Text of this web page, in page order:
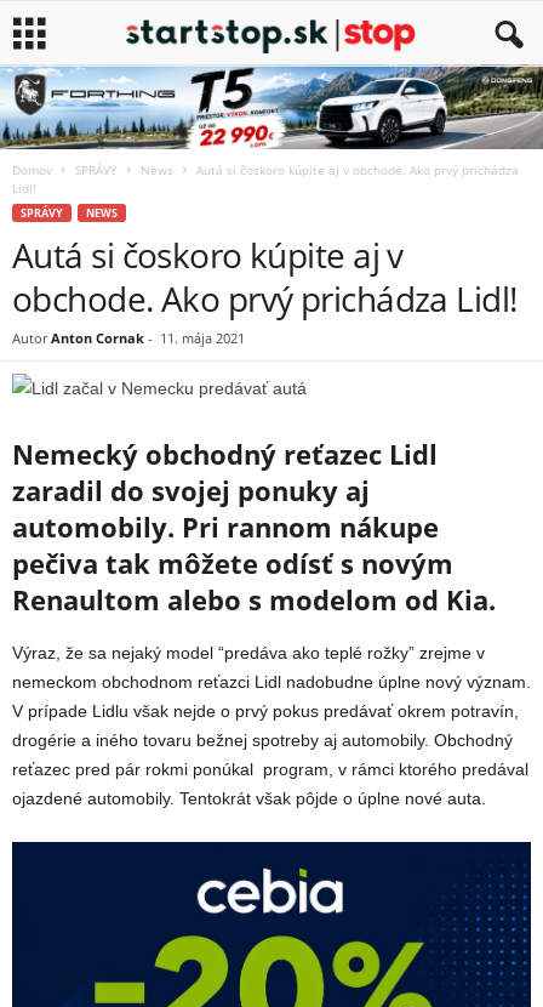
Domov SPRÁVY News
Autá si čoskoro kúpite aj v obchode. Ako prvý prichádza
Lidl!
SPRÁVY NEWS
Autá si čoskoro kúpite aj v
obchode. Ako prvý prichádza Lidl!
Autor Anton Cornak - 11. mája 2021
Nemecký obchodný reťazec Lidl
zaradil do svojej ponuky aj
automobily. Pri rannom nákupe
pečiva tak môžete odísť s novým
Renaultom alebo s modelom od Kia.
Výraz, že sa nejaký model “predáva ako teplé rožky” zrejme v
nemeckom obchodnom reťazci Lidl nadobudne úplne nový význam.
V prípade Lidlu však nejde o prvý pokus predávať okrem potravín,
drogérie a iného tovaru bežnej spotreby aj automobily. Obchodný
reťazec pred pár rokmi ponúkal program, v rámci ktorého predával
ojazdené automobily. Tentokrát však pôjde o úplne nové auta.